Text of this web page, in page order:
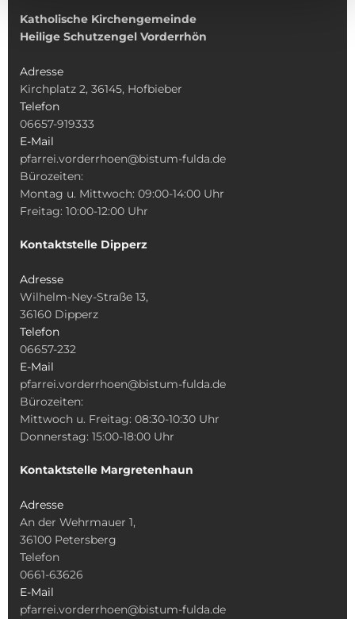
Katholische Kirchengemeinde
Heilige Schutzengel Vorderrhön
Adresse
Kirchplatz 2, 36145, Hofbieber
Telefon
06657-919333
E-Mail
pfarrei.vorderrhoen@bistum-fulda.de
Bürozeiten:
Montag u. Mittwoch: 09:00-14:00 Uhr
Freitag: 10:00-12:00 Uhr
Kontaktstelle Dipperz
Adresse
Wilhelm-Ney-Straße 13,
36160 Dipperz
Telefon
06657-232
E-Mail
pfarrei.vorderrhoen@bistum-fulda.de
Bürozeiten:
Mittwoch u. Freitag: 08:30-10:30 Uhr
Donnerstag: 15:00-18:00 Uhr
Kontaktstelle Margretenhaun
Adresse
An der Wehrmauer 1,
36100 Petersberg
Telefon
0661-63626
E-Mail
pfarrei.vorderrhoen@bistum-fulda.de